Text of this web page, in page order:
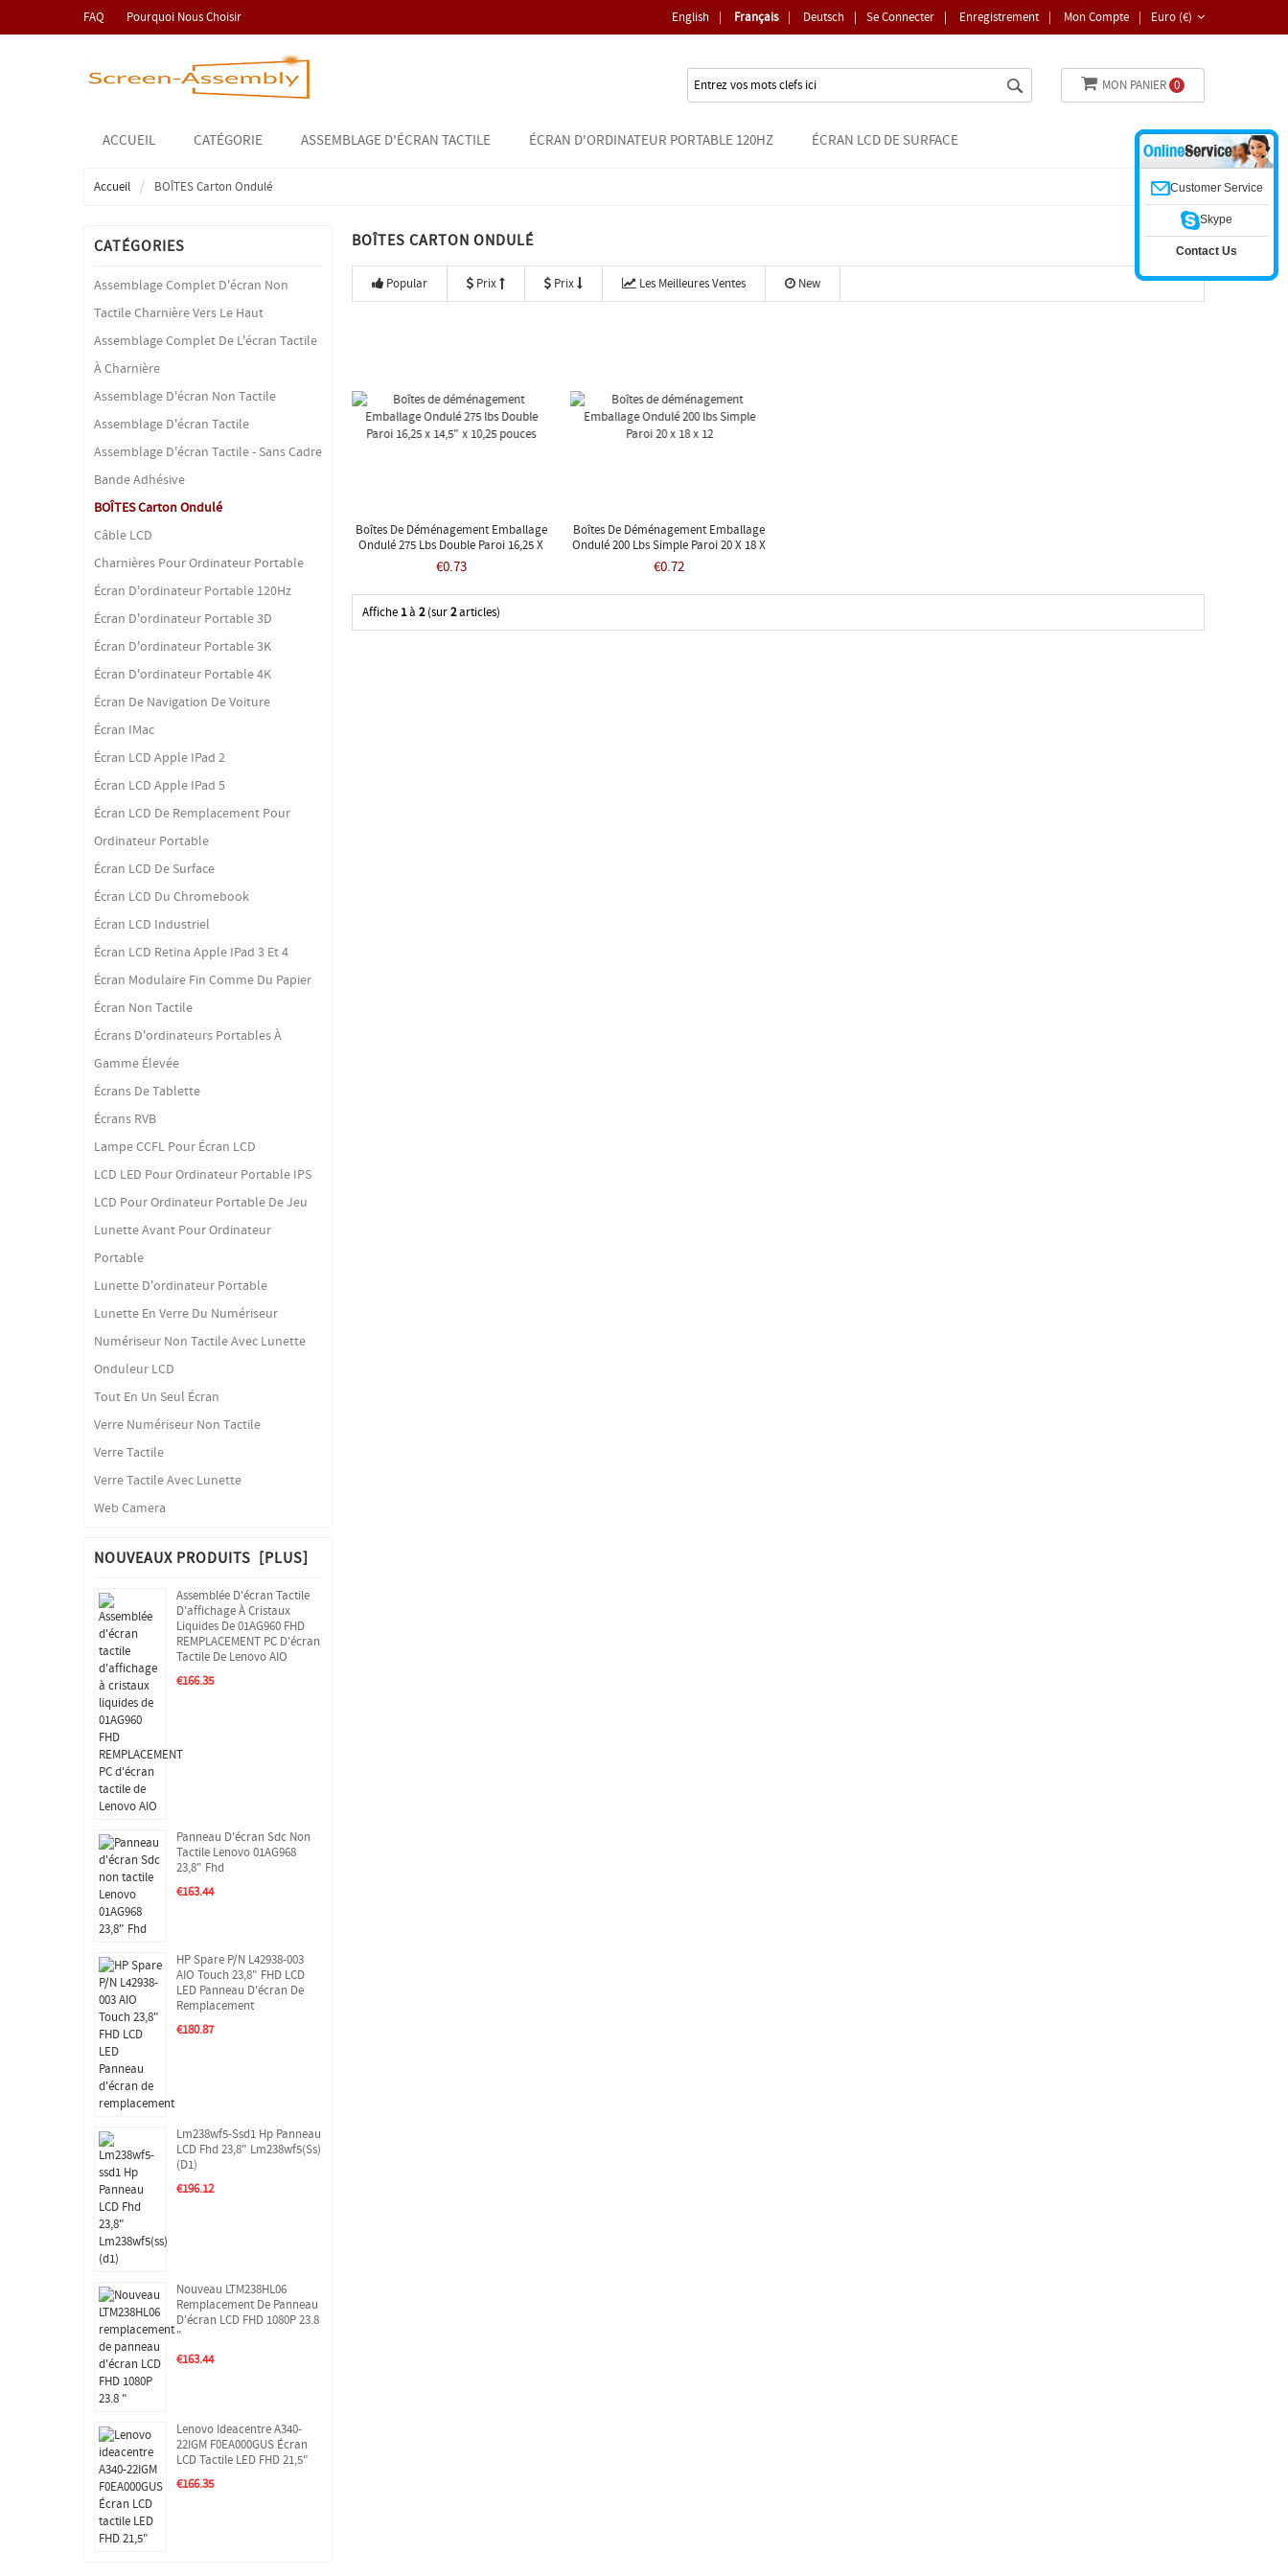
FAQ Pourquoi Nous Choisir Euro (€)
Se Connecter | Enregistrement | Mon Compte |
English | Français | Deutsch |
MON PANIER 0
ACCUEIL CATÉGORIE ASSEMBLAGE D'ÉCRAN TACTILE ÉCRAN D'ORDINATEUR PORTABLE 120HZ ÉCRAN LCD DE SURFACE
Accueil BOÎTES Carton Ondulé
CATÉGORIES
Assemblage Complet D'écran Non
Tactile Charnière Vers Le Haut
Assemblage Complet De L'écran Tactile
À Charnière
Assemblage D'écran Non Tactile
Assemblage D'écran Tactile
Assemblage D'écran Tactile - Sans Cadre
Bande Adhésive
BOÎTES Carton Ondulé
Câble LCD
Charnières Pour Ordinateur Portable
Écran D'ordinateur Portable 120Hz
Écran D'ordinateur Portable 3D
Écran D'ordinateur Portable 3K
Écran D'ordinateur Portable 4K
Écran De Navigation De Voiture
Écran IMac
Écran LCD Apple IPad 2
Écran LCD Apple IPad 5
Écran LCD De Remplacement Pour
Ordinateur Portable
Écran LCD De Surface
Écran LCD Du Chromebook
Écran LCD Industriel
Écran LCD Retina Apple IPad 3 Et 4
Écran Modulaire Fin Comme Du Papier
Écran Non Tactile
Écrans D'ordinateurs Portables À
Gamme Élevée
Écrans De Tablette
Écrans RVB
Lampe CCFL Pour Écran LCD
LCD LED Pour Ordinateur Portable IPS
LCD Pour Ordinateur Portable De Jeu
Lunette Avant Pour Ordinateur
Portable
Lunette D'ordinateur Portable
Lunette En Verre Du Numériseur
Numériseur Non Tactile Avec Lunette
Onduleur LCD
Tout En Un Seul Écran
Verre Numériseur Non Tactile
Verre Tactile
Verre Tactile Avec Lunette
Web Camera
NOUVEAUX PRODUITS [PLUS]
Assemblée D'écran Tactile
D'affichage À Cristaux
Liquides De 01AG960 FHD
REMPLACEMENT PC D'écran
Tactile De Lenovo AIO
€166.35
Panneau D'écran Sdc Non
Tactile Lenovo 01AG968
23,8" Fhd
€163.44
HP Spare P/N L42938-003
AIO Touch 23,8" FHD LCD
LED Panneau D'écran De
Remplacement
€180.87
Lm238wf5-Ssd1 Hp Panneau
LCD Fhd 23,8" Lm238wf5(ss)
(d1)
€196.12
Nouveau LTM238HL06
Remplacement De Panneau
D'écran LCD FHD 1080P 23.8
"
€163.44
Lenovo Ideacentre A340-
22IGM F0EA000GUS Écran
LCD Tactile LED FHD 21,5"
€166.35
BOÎTES CARTON ONDULÉ
Popular Prix Prix Les Meilleures Ventes New
Boîtes De Déménagement Emballage
Ondulé 275 Lbs Double Paroi 16,25 X
14,5" X 10,25 Pouces
€0.73
Boîtes De Déménagement Emballage
Ondulé 200 Lbs Simple Paroi 20 X 18 X
12
€0.72
Affiche 1à 2(sur2articles)
Customer Service
Skype
Contact Us